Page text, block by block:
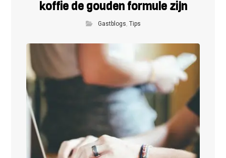
koffie de gouden formule zijn
Gastblogs, Tips